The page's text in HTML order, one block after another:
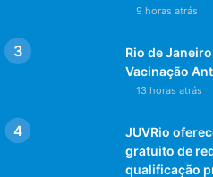
9 horas atrás
Rio de
Vacinação
13 horas atrás
JUVRio
gratuito de
qualificação